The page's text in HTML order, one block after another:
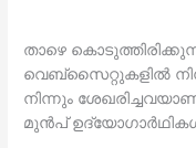
താഴെ
വെബ്സൈറ്റുകളിൽ
നിന്നും
മുൻപ്